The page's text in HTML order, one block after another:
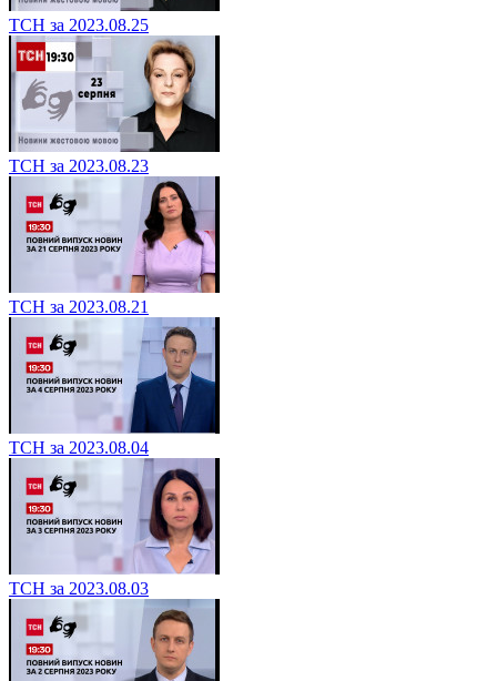
ТСН за 2023.08.25
ТСН за 2023.08.23
ТСН за 2023.08.21
ТСН за 2023.08.04
ТСН за 2023.08.03